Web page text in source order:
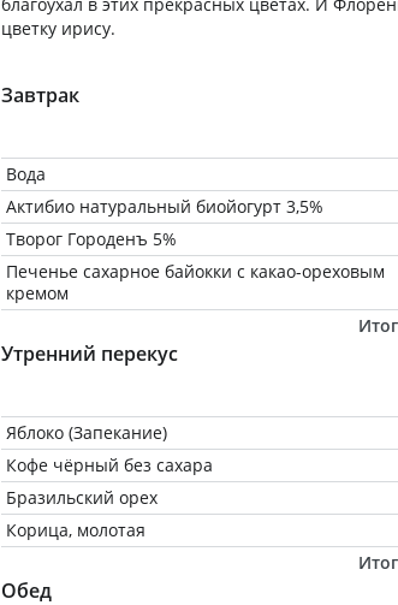
цветку ирису.
Завтрак
Вода
Актибио натуральный биойогурт 3,5%
Творог Городенъ 5%
Печенье сахарное байокки с какао-ореховым
кремом
Утренний перекус
Яблоко (Запекание)
Кофе чёрный без сахара
Бразильский орех
Корица, молотая
Обед